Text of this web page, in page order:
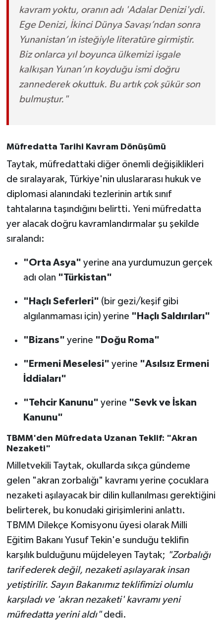
kavram yoktu, oranın adı 'Adalar Denizi'ydi.
Ege Denizi, İkinci Dünya Savaşı’ndan sonra
Yunanistan’ın isteğiyle literatüre girmiştir.
Biz onlarca yıl boyunca ülkemizi işgale
kalkışan Yunan’ın koyduğu ismi doğru
zannederek okuttuk. Bu artık çok şükür son
bulmuştur."
Müfredatta Tarihi Kavram Dönüşümü
Taytak, müfredattaki diğer önemli değişiklikleri
de sıralayarak, Türkiye'nin uluslararası hukuk ve
diplomasi alanındaki tezlerinin artık sınıf
tahtalarına taşındığını belirtti. Yeni müfredatta
yer alacak doğru kavramlandırmalar şu şekilde
sıralandı:
"Orta Asya" yerine ana yurdumuzun gerçek
adı olan "Türkistan"
"Haçlı Seferleri" (bir gezi/keşif gibi
algılanmaması için) yerine "Haçlı Saldırıları"
"Bizans" yerine "Doğu Roma"
"Ermeni Meselesi" yerine "Asılsız Ermeni
İddiaları"
"Tehcir Kanunu" yerine "Sevk ve İskan
Kanunu"
TBMM'den Müfredata Uzanan Teklif: "Akran
Nezaketi"
Milletvekili Taytak, okullarda sıkça gündeme
gelen "akran zorbalığı" kavramı yerine çocuklara
nezaketi aşılayacak bir dilin kullanılması gerektiğini
belirterek, bu konudaki girişimlerini anlattı.
TBMM Dilekçe Komisyonu üyesi olarak Milli
Eğitim Bakanı Yusuf Tekin'e sunduğu teklifin
karşılık bulduğunu müjdeleyen Taytak; "Zorbalığı
tarif ederek değil, nezaketi aşılayarak insan
yetiştirilir. Sayın Bakanımız teklifimizi olumlu
karşıladı ve 'akran nezaketi' kavramı yeni
müfredatta yerini aldı"dedi.